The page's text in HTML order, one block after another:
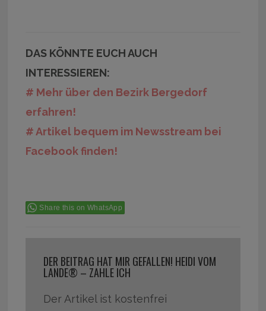
DAS KÖNNTE EUCH AUCH
INTERESSIEREN:
# Mehr über den Bezirk Bergedorf
erfahren!
# Artikel bequem im Newsstream bei
Facebook finden!
Share this on WhatsApp
DER BEITRAG HAT MIR GEFALLEN! HEIDI VOM
LANDE® – ZAHLE ICH
Der Artikel ist kostenfrei